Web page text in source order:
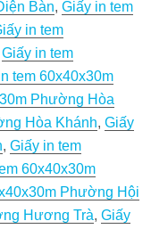
Bàn, Giấy in tem
in tem
Giấy in tem
tem 60x40x30m
Phường Hòa
Hòa Khánh, Giấy
, Giấy in tem
60x40x30m
Phường Hội
Hương Trà, Giấy